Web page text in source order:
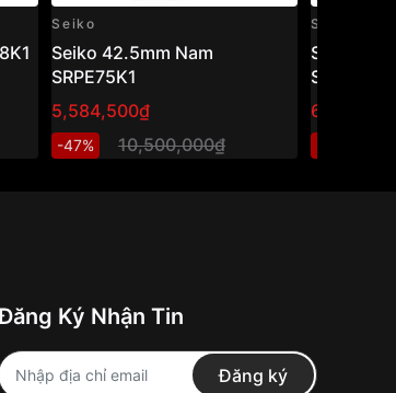
Seiko
Seiko 42.5mm Nam
SRPE75K1
5,584,500₫
-47% 10,500,000₫
Seiko
Seiko
SRPD61K1
Ký Nhận Tin
Đăng ký